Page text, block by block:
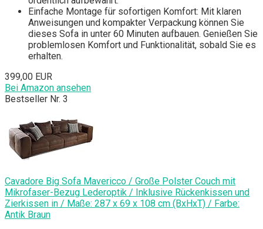
Einfache Montage für sofortigen Komfort: Mit klaren
Anweisungen und kompakter Verpackung können Sie
dieses Sofa in unter 60 Minuten aufbauen. Genießen Sie
problemlosen Komfort und Funktionalität, sobald Sie es
erhalten.
399,00 EUR
Bei Amazon ansehen
Bestseller Nr. 3
Cavadore Big Sofa Mavericco / Große Polster Couch mit
Mikrofaser-Bezug Lederoptik / Inklusive Rückenkissen und
Zierkissen in / Maße: 287 x 69 x 108 cm (BxHxT) / Farbe:
Antik Braun